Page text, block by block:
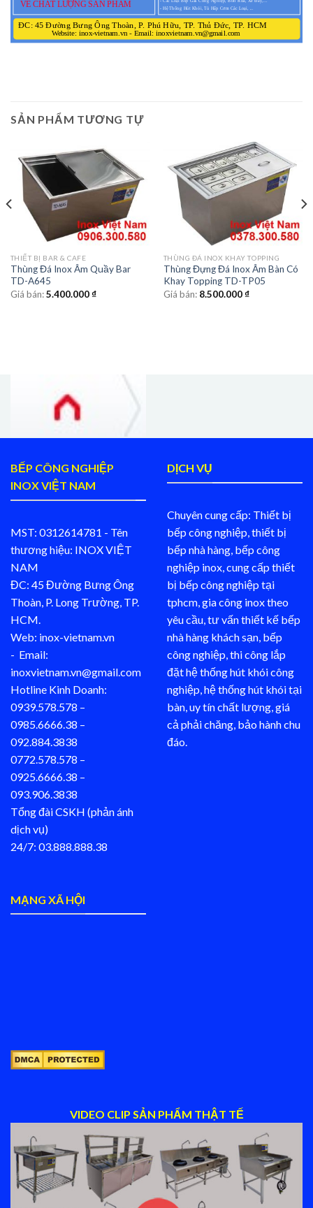
SẢN PHẨM TƯƠNG TỰ
THIẾT BỊ BAR & CAFE
Thùng Đá Inox Âm Quầy Bar
TD-A645
Giá bán:5.400.000₫
THÙNG ĐÁ INOX KHAY TOPPING
Thùng Đựng Đá Inox Âm Bàn Có
Khay Topping TD-TP05
Giá bán: 8.500.000₫
BẾP CÔNG NGHIỆP
INOX VIỆT NAM
MST: 0312614781 - Tên
thương hiệu: INOX VIỆT
NAM
ĐC: 45 Đường Bưng Ông
Thoàn, P. Long Trường, TP.
HCM.
Web: inox-vietnam.vn
- Email:
inoxvietnam.vn@gmail.com
Hotline Kinh Doanh:
0939.578.578 –
0985.6666.38 –
092.884.3838
0772.578.578 –
0925.6666.38 –
093.906.3838
Tổng đài CSKH (phản ánh
dịch vụ)
24/7: 03.888.888.38
DỊCH VỤ
Chuyên cung cấp: Thiết bị
bếp công nghiệp, thiết bị
bếp nhà hàng, bếp công
nghiệp inox, cung cấp thiết
bị bếp công nghiệp tại
tphcm, gia công inox theo
yêu cầu, tư vấn thiết kế bếp
nhà hàng khách sạn, bếp
công nghiệp, thi công lắp
đặt hệ thống hút khói công
nghiệp, hệ thống hút khói tại
bàn, uy tín chất lượng, giá
cả phải chăng, bảo hành chu
đáo.
MẠNG XÃ HỘI
VIDEO CLIP SẢN PHẨM THẬT TẾ